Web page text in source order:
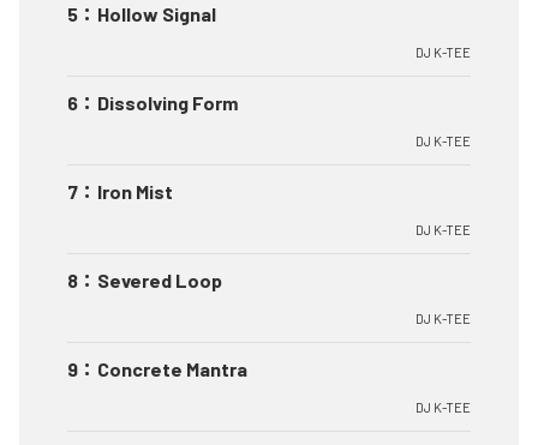
5 ： Hollow Signal
DJ K-TEE
6 ： Dissolving Form
DJ K-TEE
7 ： Iron Mist
DJ K-TEE
8 ： Severed Loop
DJ K-TEE
9 ： Concrete Mantra
DJ K-TEE